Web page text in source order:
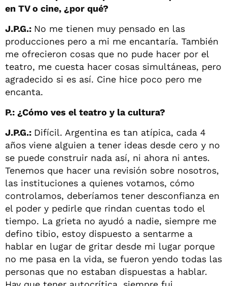
en TV o cine, ¿por qué?
J.P.G.: No me tienen muy pensado en las
producciones pero a mi me encantaría. También
me ofrecieron cosas que no pude hacer por el
teatro, me cuesta hacer cosas simultáneas, pero
agradecido si es así. Cine hice poco pero me
encanta.
P.: ¿Cómo ves el teatro y la cultura?
J.P.G.: Difícil. Argentina es tan atípica, cada 4
años viene alguien a tener ideas desde cero y no
se puede construir nada así, ni ahora ni antes.
Tenemos que hacer una revisión sobre nosotros,
las instituciones a quienes votamos, cómo
controlamos, deberíamos tener desconfianza en
el poder y pedirle que rindan cuentas todo el
tiempo. La grieta no ayudó a nadie, siempre me
defino tibio, estoy dispuesto a sentarme a
hablar en lugar de gritar desde mi lugar porque
no me pasa en la vida, se fueron yendo todas las
personas que no estaban dispuestas a hablar.